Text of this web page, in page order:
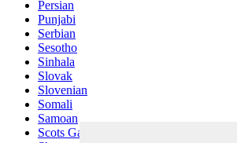
Persian
Punjabi
Serbian
Sesotho
Sinhala
Slovak
Slovenian
Somali
Samoan
Scots Gaelic